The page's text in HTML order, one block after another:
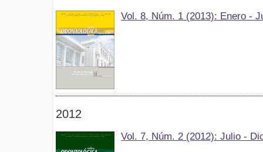
Vol. 8, Núm. 1 (2013): Enero -
2012
Vol. 7, Núm. 2 (2012): Julio -